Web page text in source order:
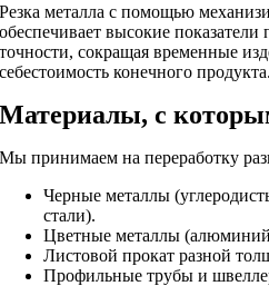
Резка металла с помощью
обеспечивает высокие показатели
точности, сокращая временные
себестоимость конечного продукта.
Материалы, с
Мы принимаем на переработку
Черные металлы
стали).
Цветные металлы
Листовой прокат разной
Профильные трубы и